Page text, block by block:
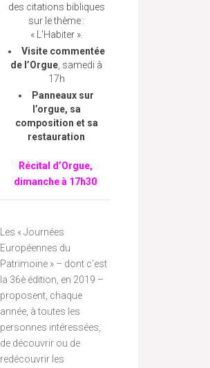
des citations bibliques
sur le thème :
« L’Habiter ».
Visite commentée
de l’Orgue , samedi à
17h
Panneaux sur
l’orgue, sa
composition et sa
restauration
Récital d’Orgue,
dimanche à 17h30
Les « Journées
Européennes du
Patrimoine » – dont c’est
la 36è édition, en 2019 –
proposent, chaque
année, à toutes les
personnes intéressées,
de découvrir ou de
redécouvrir les